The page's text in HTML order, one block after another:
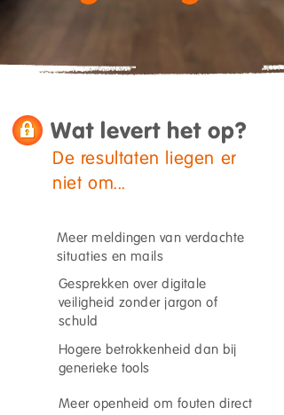
Wat levert het op?
De resultaten liegen er
niet om...
Meer meldingen van verdachte
situaties en mails
Gesprekken over digitale
veiligheid zonder jargon of
schuld
Hogere betrokkenheid dan bij
generieke tools
Meer openheid om fouten direct